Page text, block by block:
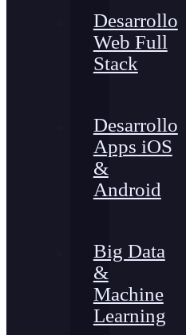
Desarrollo
Web Full
Stack
Desarrollo
Apps iOS
&
Android
Big Data
&
Machine
Learning